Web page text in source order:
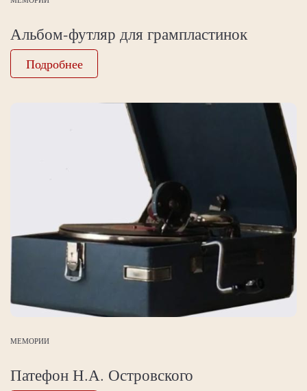
Альбом-футляр для грампластинок
Подробнее
МЕМОРИИ
Патефон Н.А. Островского